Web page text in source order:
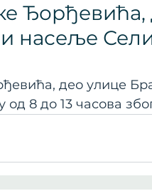
Ђорђевића,
насеље
део улице
од 8 до 13 часова